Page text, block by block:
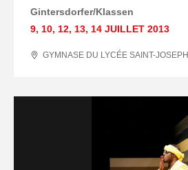
Gintersdorfer/Klassen
9, 10, 12, 13, 14 JUILLET 2013
GYMNASE DU LYCÉE SAINT-JOSEPH